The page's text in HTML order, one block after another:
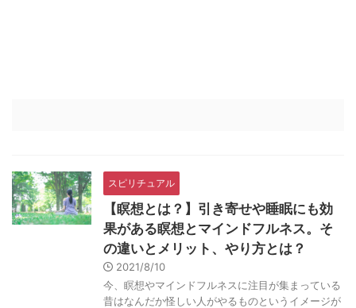
スピリチュアル
【瞑想とは？】引き寄せや睡眠にも効
果がある瞑想とマインドフルネス。そ
の違いとメリット、やり方とは？
2021/8/10
今、瞑想やマインドフルネスに注目が集まっている
昔はなんだか怪しい人がやるものというイメージが